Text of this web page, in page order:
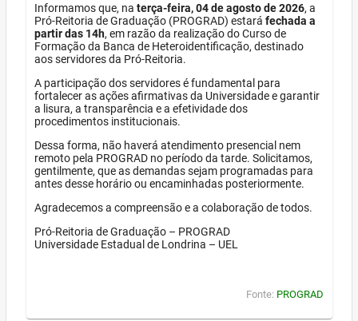
Informamos que, na terça-feira, 04 de agosto de 2026, a
Pró-Reitoria de Graduação (PROGRAD) estará fechada a
partir das 14h, em razão da realização do Curso de
Formação da Banca de Heteroidentificação, destinado
aos servidores da Pró-Reitoria.
A participação dos servidores é fundamental para
fortalecer as ações afirmativas da Universidade e garantir
a lisura, a transparência e a efetividade dos
procedimentos institucionais.
Dessa forma, não haverá atendimento presencial nem
remoto pela PROGRAD no período da tarde. Solicitamos,
gentilmente, que as demandas sejam programadas para
antes desse horário ou encaminhadas posteriormente.
Agradecemos a compreensão e a colaboração de todos.
Pró-Reitoria de Graduação – PROGRAD
Universidade Estadual de Londrina – UEL
Fonte: PROGRAD